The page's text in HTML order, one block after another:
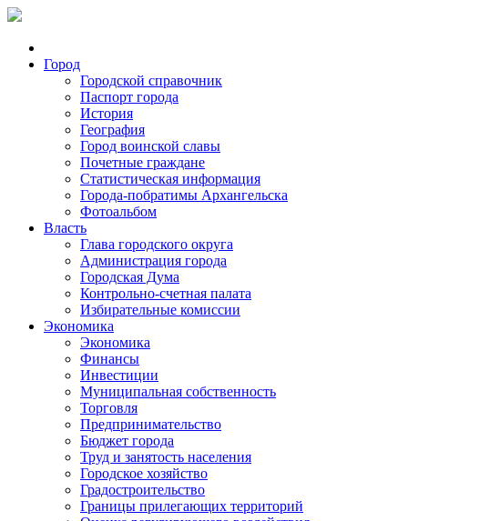
Город
Городской справочник
Паспорт города
История
География
Город воинской славы
Почетные граждане
Статистическая информация
Города-побратимы Архангельска
Фотоальбом
Власть
Глава городского округа
Администрация города
Городская Дума
Контрольно-счетная палата
Избирательные комиссии
Экономика
Экономика
Финансы
Инвестиции
Муниципальная собственность
Торговля
Предпринимательство
Бюджет города
Труд и занятость населения
Городское хозяйство
Градостроительство
Границы прилегающих территорий